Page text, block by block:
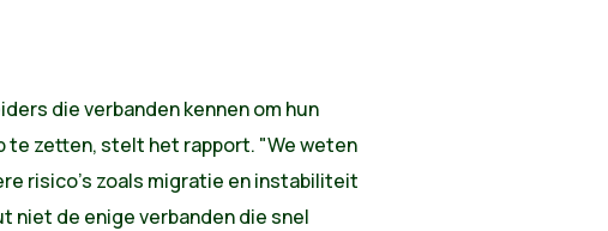
die verbanden kennen om hun
te zetten, stelt het rapport. "We weten
risico's zoals migratie en instabiliteit
niet de enige verbanden die snel